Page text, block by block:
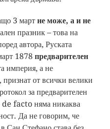
3 март не може, а и не
празник – това на
автора, Руската
1878 предварителен
империя, а не
от всички велики
за предварителен
de facto няма никаква
Да не говорим, че